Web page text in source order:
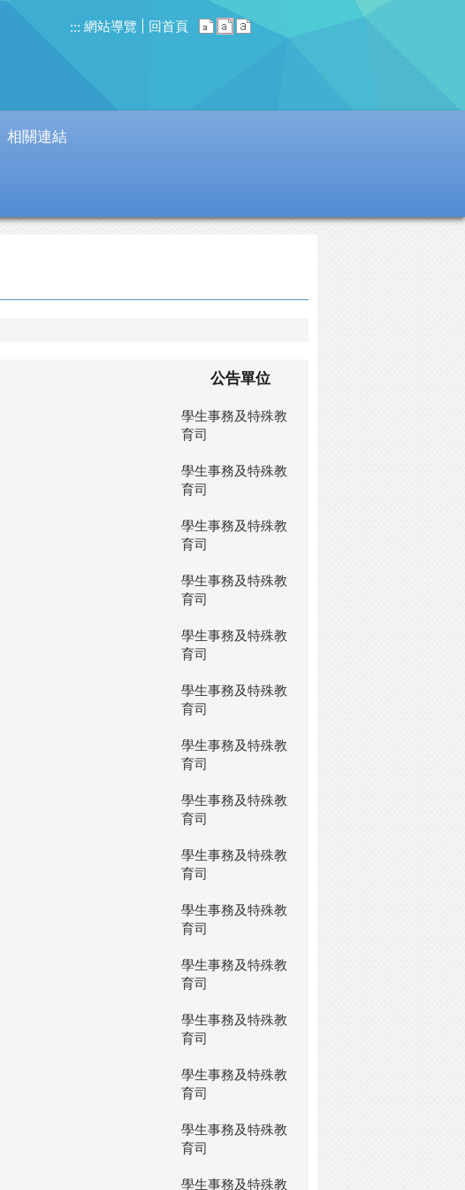
::: 網站導覽 回首頁
相關連結
公告單位
學生事務及特殊教
育司
學生事務及特殊教
育司
學生事務及特殊教
育司
學生事務及特殊教
育司
學生事務及特殊教
育司
學生事務及特殊教
育司
學生事務及特殊教
育司
學生事務及特殊教
育司
學生事務及特殊教
育司
學生事務及特殊教
育司
學生事務及特殊教
育司
學生事務及特殊教
育司
學生事務及特殊教
育司
學生事務及特殊教
育司
學生事務及特殊教